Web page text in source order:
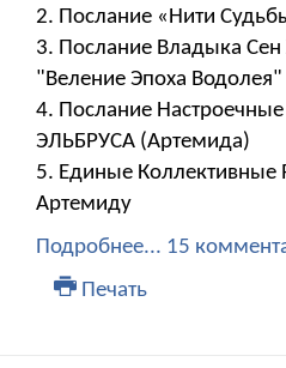
2. Послание «Нити
3. Послание Владыка
"Веление Эпоха
4. Послание
ЭЛЬБРУСА (Артемида)
5. Единые Коллективные
Артемиду
Подробнее... 15
Печать